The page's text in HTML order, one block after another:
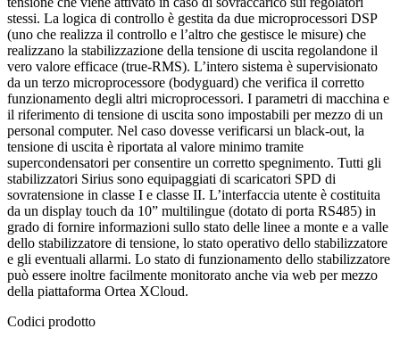
stessi. La logica di controllo è gestita da due microprocessori DSP
(uno che realizza il controllo e l’altro che gestisce le misure) che
realizzano la stabilizzazione della tensione di uscita regolandone il
vero valore efficace (true-RMS). L’intero sistema è supervisionato
da un terzo microprocessore (bodyguard) che verifica il corretto
funzionamento degli altri microprocessori. I parametri di macchina e
il riferimento di tensione di uscita sono impostabili per mezzo di un
personal computer. Nel caso dovesse verificarsi un black-out, la
tensione di uscita è riportata al valore minimo tramite
supercondensatori per consentire un corretto spegnimento. Tutti gli
stabilizzatori Sirius sono equipaggiati di scaricatori SPD di
sovratensione in classe I e classe II. L’interfaccia utente è costituita
da un display touch da 10” multilingue (dotato di porta RS485) in
grado di fornire informazioni sullo stato delle linee a monte e a valle
dello stabilizzatore di tensione, lo stato operativo dello stabilizzatore
e gli eventuali allarmi. Lo stato di funzionamento dello stabilizzatore
può essere inoltre facilmente monitorato anche via web per mezzo
della piattaforma Ortea XCloud.
Codici prodotto